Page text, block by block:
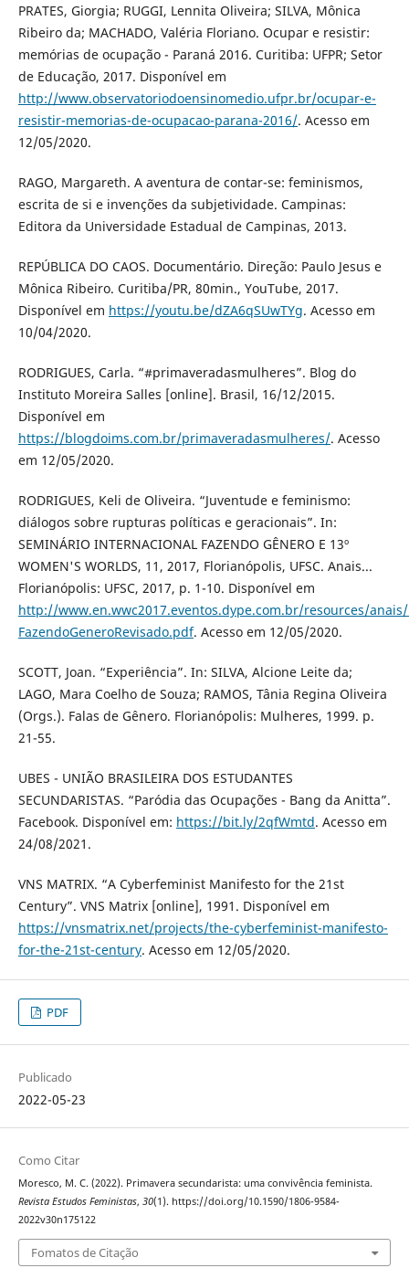
PRATES, Giorgia; RUGGI, Lennita Oliveira; SILVA, Mônica
Ribeiro da; MACHADO, Valéria Floriano. Ocupar e resistir:
memórias de ocupação - Paraná 2016. Curitiba: UFPR; Setor
de Educação, 2017. Disponível em
http://www.observatoriodoensinomedio.ufpr.br/ocupar-e-
resistir-memorias-de-ocupacao-parana-2016/. Acesso em
12/05/2020.
RAGO, Margareth. A aventura de contar-se: feminismos,
escrita de si e invenções da subjetividade. Campinas:
Editora da Universidade Estadual de Campinas, 2013.
REPÚBLICA DO CAOS. Documentário. Direção: Paulo Jesus e
Mônica Ribeiro. Curitiba/PR, 80min., YouTube, 2017.
Disponível em https://youtu.be/dZA6qSUwTYg. Acesso em
10/04/2020.
RODRIGUES, Carla. “#primaveradasmulheres”. Blog do
Instituto Moreira Salles [online]. Brasil, 16/12/2015.
Disponível em
https://blogdoims.com.br/primaveradasmulheres/. Acesso
em 12/05/2020.
RODRIGUES, Keli de Oliveira. “Juventude e feminismo:
diálogos sobre rupturas políticas e geracionais”. In:
SEMINÁRIO INTERNACIONAL FAZENDO GÊNERO E 13º
WOMEN'S WORLDS, 11, 2017, Florianópolis, UFSC. Anais...
Florianópolis: UFSC, 2017, p. 1-10. Disponível em
http://www.en.wwc2017.eventos.dype.com.br/resources/anais/
FazendoGeneroRevisado.pdf. Acesso em 12/05/2020.
SCOTT, Joan. “Experiência”. In: SILVA, Alcione Leite da;
LAGO, Mara Coelho de Souza; RAMOS, Tânia Regina Oliveira
(Orgs.). Falas de Gênero. Florianópolis: Mulheres, 1999. p.
21-55.
UBES - UNIÃO BRASILEIRA DOS ESTUDANTES
SECUNDARISTAS. “Paródia das Ocupações - Bang da Anitta”.
Facebook. Disponível em: https://bit.ly/2qfWmtd. Acesso em
24/08/2021.
VNS MATRIX. “A Cyberfeminist Manifesto for the 21st
Century”. VNS Matrix [online], 1991. Disponível em
https://vnsmatrix.net/projects/the-cyberfeminist-manifesto-
for-the-21st-century. Acesso em 12/05/2020.
PDF
Publicado
2022-05-23
Como Citar
Moresco, M. C. (2022). Primavera secundarista: uma convivência feminista.
Revista Estudos Feministas, 30(1). https://doi.org/10.1590/1806-9584-
2022v30n175122
Fomatos de Citação